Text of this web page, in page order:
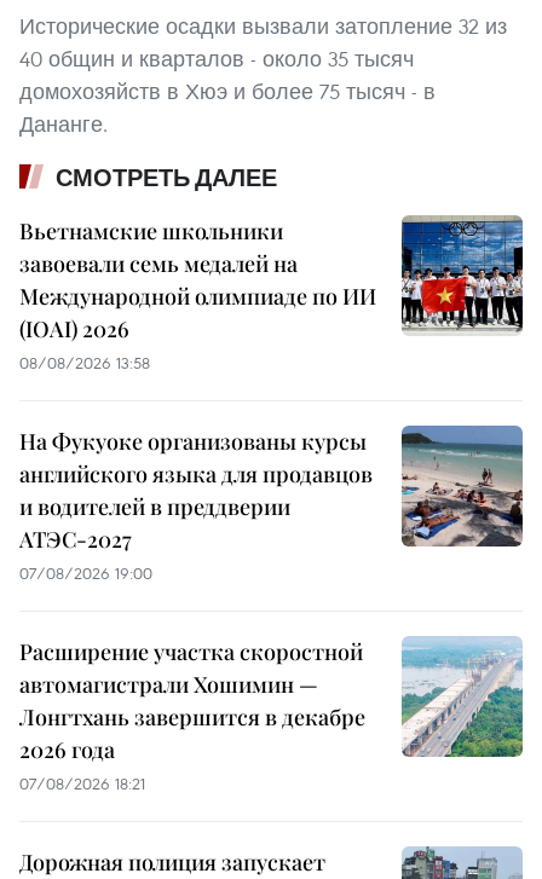
Исторические осадки вызвали затопление 32 из
40 общин и кварталов - около 35 тысяч
домохозяйств в Хюэ и более 75 тысяч - в
Дананге.
СМОТРЕТЬ ДАЛЕЕ
Вьетнамские школьники
завоевали семь медалей на
Международной олимпиаде по ИИ
(IOAI) 2026
08/08/2026 13:58
На Фукуоке организованы курсы
английского языка для продавцов
и водителей в преддверии
АТЭС-2027
07/08/2026 19:00
Расширение участка скоростной
автомагистрали Хошимин —
Лонгтхань завершится в декабре
2026 года
07/08/2026 18:21
Дорожная полиция запускает